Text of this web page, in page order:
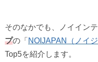
そのなかでも、ノイイン
プの「 NOIJAPAN（ノイジ
Top5を紹介します。